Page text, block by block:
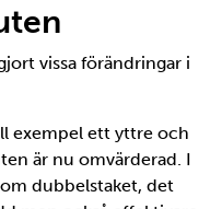
vissa förändringar i
exempel ett yttre och
är nu omvärderad. I
dubbelstaket, det